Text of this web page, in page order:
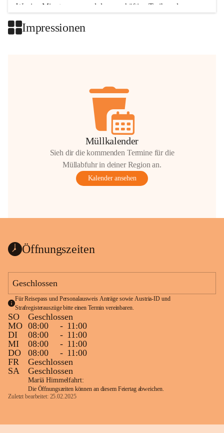
Wenige Minuten nur, und das geschäftige Treiben der
Impressionen
Müllkalender
Sieh dir die kommenden Termine für die
Müllabfuhr in deiner Region an.
Kalender ansehen
Öffnungszeiten
Geschlossen
Für Reisepass und Personalausweis Anträge sowie Austria-ID und
Strafregisterauszüge bitte einen Termin vereinbaren.
SO
Geschlossen
MO 08:00 - 11:00
DI
08:00 - 11:00
MI
08:00 - 11:00
DO
08:00 - 11:00
FR
Geschlossen
SA
Geschlossen
Mariä Himmelfahrt:
Die Öffnungszeiten können an diesem Feiertag abweichen.
Zuletzt bearbeitet: 25.02.2025